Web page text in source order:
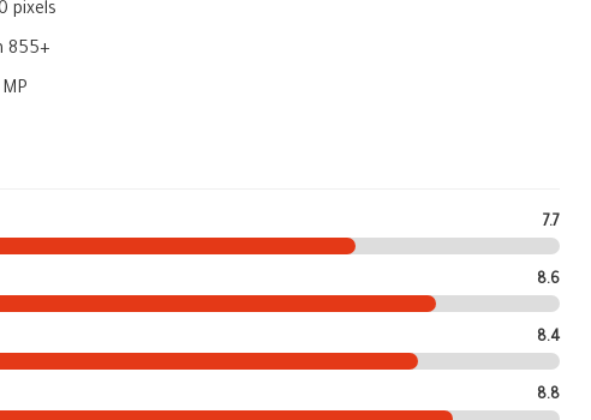
pixels
855+
7.7
8.6
8.4
8.8